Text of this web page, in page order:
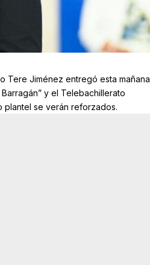
Tere Jiménez entregó esta mañana
y el Telebachillerato
plantel se verán reforzados.